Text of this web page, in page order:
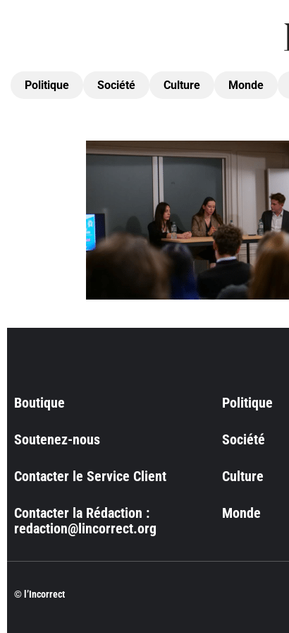
Politique Société Culture Monde
Boutique
Soutenez-nous
Contacter le Service Client
Contacter la Rédaction :
redaction@lincorrect.org
Politique
Société
Culture
Monde
© l’Incorrect